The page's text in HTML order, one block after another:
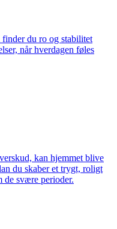
finder du ro og stabilitet
når hverdagen føles
kan hjemmet blive
du skaber et trygt, roligt
de svære perioder.